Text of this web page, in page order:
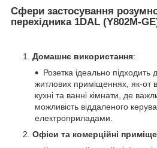
Сфери застосування
перехідника 1DAL (Y802M-
Домашнє використання:
Розетка ідеально підходить
житлових приміщеннях, як-от
кухні та ванні кімнати, де
можливість віддаленого
електроприладами.
Офіси та комерційні